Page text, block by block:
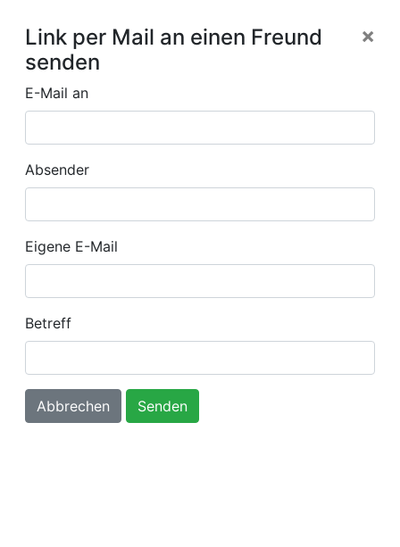
×
Link per Mail an einen Freund
senden
E-Mail an
Absender
Eigene E-Mail
Betreff
Abbrechen Senden